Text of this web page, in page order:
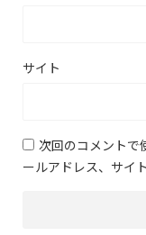
サイト
次回のコメントで
ールアドレス、サイ